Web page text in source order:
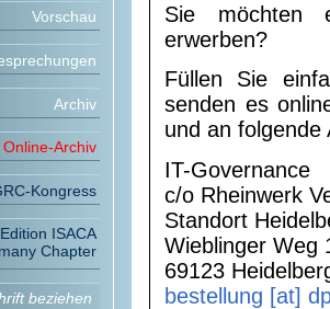
Vorschau
Archiv
Online-Archiv
Kongress
Edition ISACA
Chapter
beziehen
Sie möchten
erwerben?
Füllen Sie
senden es
und an folgende
IT-Governance
c/o Rheinwerk
Standort
Wieblinger Weg
69123
bestellung [at]